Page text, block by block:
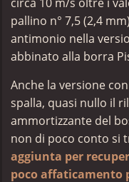
pallino n° 7,5 (2,4 mm)
antimonio nella
abbinato alla borra
Anche la versione
spalla, quasi nullo il
ammortizzante del
non di poco conto si
aggiunta per
poco affaticamento